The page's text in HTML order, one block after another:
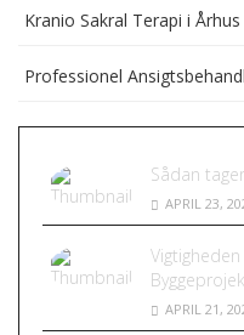
Kranio Sakral Terapi i
Professionel
Sådan
APRIL 23,
APRIL 21,